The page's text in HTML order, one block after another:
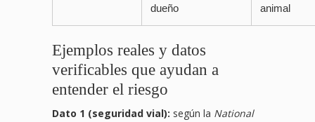
dueño
animal
Ejemplos reales y datos
verificables que ayudan a
entender el riesgo
Dato 1 (seguridad vial): según la National